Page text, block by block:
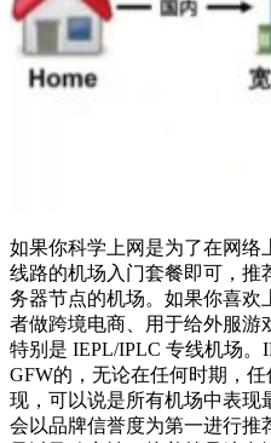
如果你科学上网是为了在网络
线路的机场入门套餐即可，推
务器节点的机场。如果你喜欢
者做跨境电商、用于给外服游
特别是 IEPL/IPLC 专线机场。
GFW的，无论在任何时期，
现，可以说是所有机场中表现
会以品牌信誉度为第一进行推